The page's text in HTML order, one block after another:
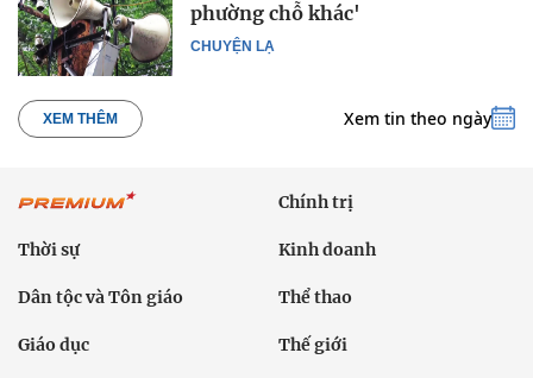
CHUYỆN LẠ
phường chỗ khác'
XEM THÊM Xem tin theo ngày
Chính trị
Thời sự Kinh doanh
Dân tộc và Tôn giáo Thể thao
Giáo dục Thế giới